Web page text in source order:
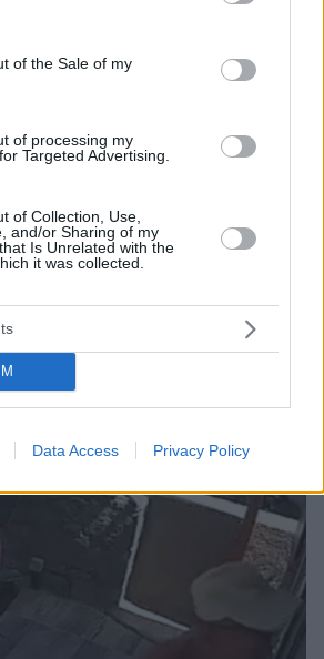
to Google and its third-party tags to
specified purposes in below Google
of the Sale of my
of processing my
Targeted Advertising.
of Collection, Use,
and/or Sharing of my
Is Unrelated with the
it was collected.
Data Access Privacy Policy
και στο βάθος... Ρωσία
Πού βρίσκουμε από τα καλύτερα
σε ισόγειο κατάστημα στο
προληπτικά πολυκατοικία
εμφάνισή της η σύζυγος του Τζέντι
τους στην Τουρκία, βίντεο